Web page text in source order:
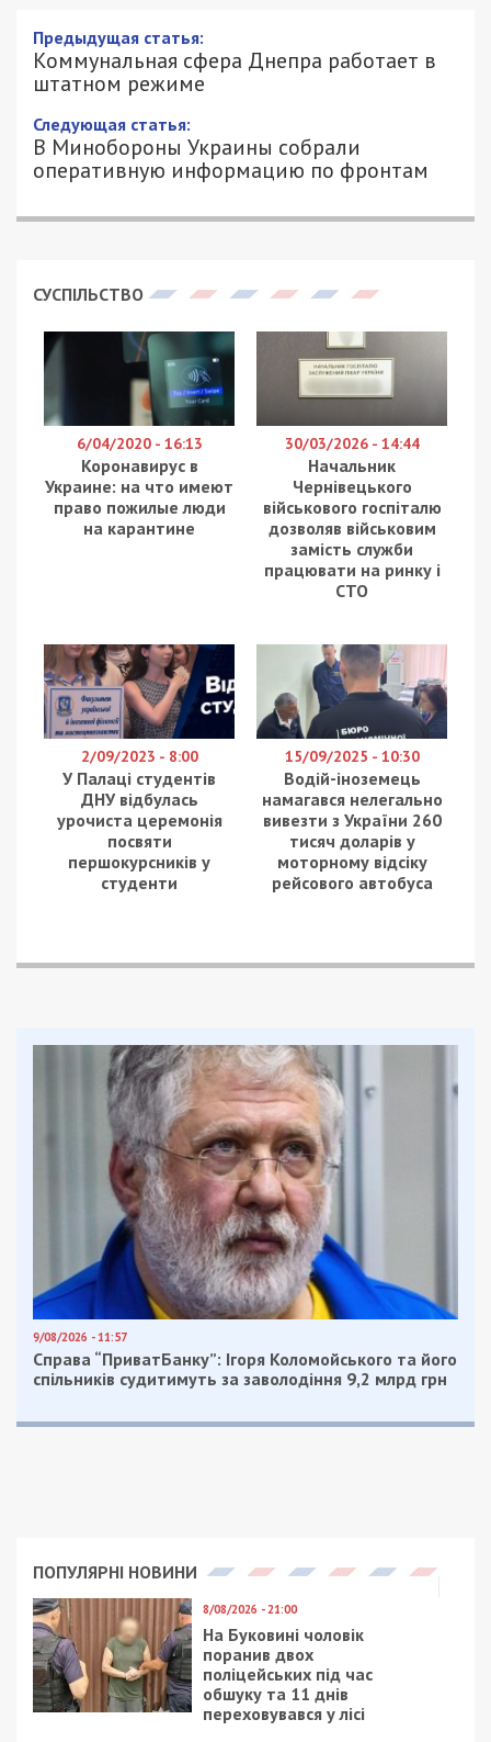
за останніми новинами!
Приєднатися
Читайте також
Коммунальная сфера Днепра работает в
Следующая статья:
В Минобороны Украины собрали
оперативную информацию по фронтам
СУСПІЛЬСТВО
6/04/2020 - 16:13
Коронавирус в
Украине: на что имеют
право пожилые люди
на карантине
30/03/2026 - 14:44
Начальник
Чернівецького
військового госпіталю
дозволяв військовим
замість служби
працювати на ринку і
СТО
ДНУ відбулась
урочиста церемонія
посвяти
першокурсників у
студенти
намагався нелегально
вивезти з України 260
тисяч доларів у
моторному відсіку
рейсового автобуса
9/08/2026 - 11:57
Справа “ПриватБанку”: Ігоря Коломойського та його
спільників судитимуть за заволодіння 9,2 млрд грн